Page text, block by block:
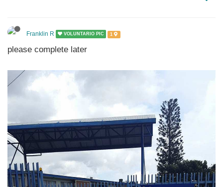
Franklin R VOLUNTARIO PIC 1
please complete later